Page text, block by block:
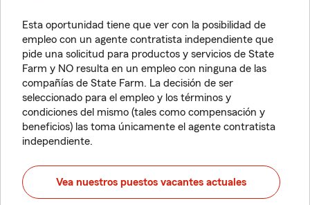
Esta oportunidad tiene que ver con la posibilidad de
empleo con un agente contratista independiente que
pide una solicitud para productos y servicios de State
Farm y NO resulta en un empleo con ninguna de las
compañías de State Farm. La decisión de ser
seleccionado para el empleo y los términos y
condiciones del mismo (tales como compensación y
beneficios) las toma únicamente el agente contratista
independiente.
Vea nuestros puestos vacantes actuales